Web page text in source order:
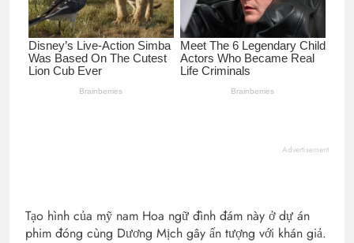
Advertisement
Tạo hình của mỹ nam Hoa ngữ đình đám này ở dự án
phim đóng cùng Dương Mịch gây ấn tượng với khán giả.